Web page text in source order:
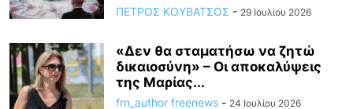
ΠΕΤΡΟΣ ΚΟΥΒΑΤΣΟΣ - 29 Ιουλίου 2026
«Δεν θα σταματήσω να ζητώ
δικαιοσύνη» – Οι αποκαλύψεις
της Μαρίας...
frn_author freenews - 24 Ιουλίου 2026